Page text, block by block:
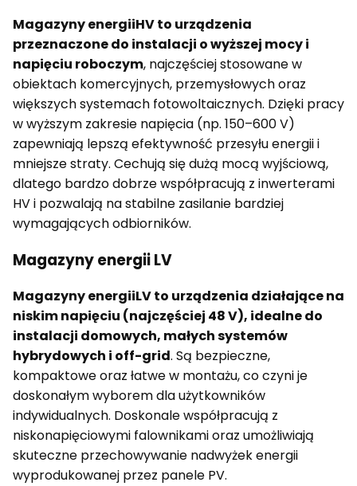
Magazyny energiiHV to urządzenia
przeznaczone do instalacji o wyższej mocy i
napięciu roboczym, najczęściej stosowane w
obiektach komercyjnych, przemysłowych oraz
większych systemach fotowoltaicznych. Dzięki pracy
w wyższym zakresie napięcia (np. 150–600 V)
zapewniają lepszą efektywność przesyłu energii i
mniejsze straty. Cechują się dużą mocą wyjściową,
dlatego bardzo dobrze współpracują z inwerterami
HV i pozwalają na stabilne zasilanie bardziej
wymagających odbiorników.
Magazyny energii LV
Magazyny energiiLV to urządzenia działające na
niskim napięciu (najczęściej 48 V), idealne do
instalacji domowych, małych systemów
hybrydowych i off-grid. Są bezpieczne,
kompaktowe oraz łatwe w montażu, co czyni je
doskonałym wyborem dla użytkowników
indywidualnych. Doskonale współpracują z
niskonapięciowymi falownikami oraz umożliwiają
skuteczne przechowywanie nadwyżek energii
wyprodukowanej przez panele PV.